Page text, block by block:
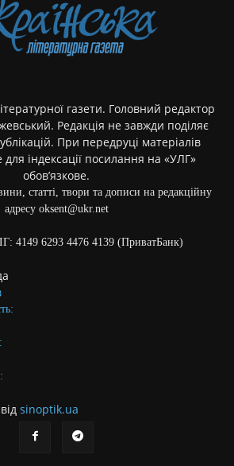
газети. Головний редактор
Редакція не завжди поділяє
При передруці матеріалів
індексації посилання на «УЛГ»
обов’язкове.
статті, твори та дописи на редакційну
адресу oksent@ukr.net
4149 6293 4476 4139 (ПриватБанк)
sinoptik.ua